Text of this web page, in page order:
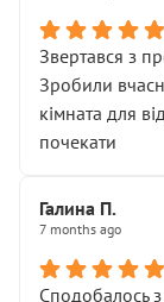
Звертався з
Зробили
кімната для
почекати
Галина П.
7 months ago
Сподобалось